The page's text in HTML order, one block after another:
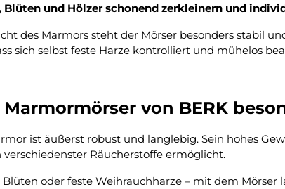
Blüten und Hölzer schonend zerkleinern und
des Marmors steht der Mörser besonders stabil
sich selbst feste Harze kontrolliert und mühelos
von BERK
ist äußerst robust und langlebig. Sein hohes
Räucherstoffe ermöglicht.
oder feste Weihrauchharze – mit dem